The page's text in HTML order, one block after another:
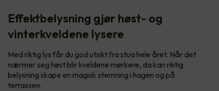
Effektbelysning gjør høst- og
vinterkveldene lysere
Med riktig lys får du god utsikt fra stua hele året. Når det
nærmer seg høst blir kveldene mørkere, da kan riktig
belysning skape en magisk stemning i hagen og på
terrassen.